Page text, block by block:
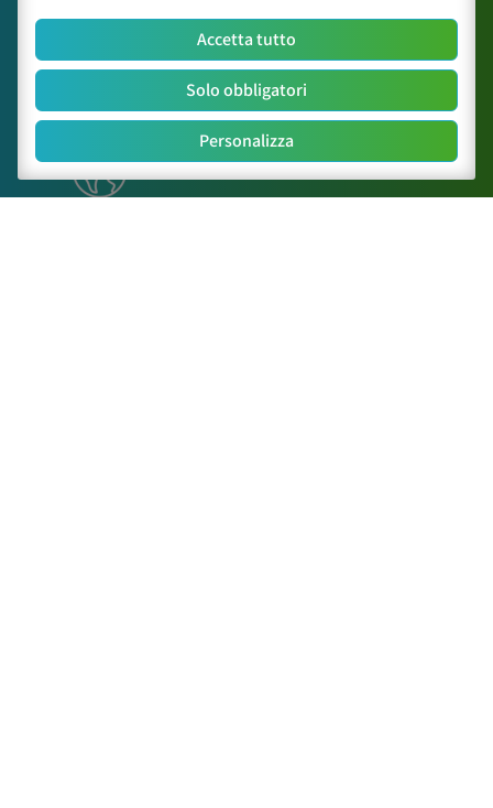
Orari
Lunedì – Venerdì:9:00 – 18:00
Sabato – Domenica:Chiuso
Accetta tutto
Solo obbligatori
Personalizza